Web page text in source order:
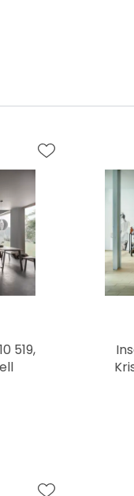
519,